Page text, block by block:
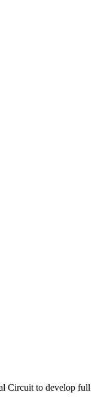
Circuit to develop full